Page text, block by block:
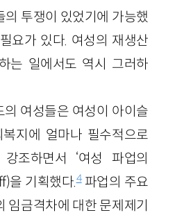
투쟁이 있었기에 가능했
요가 있다. 여성의 재생산
는 일에서도 역시 그러하
여성들은 여성이 아이슬
지에 얼마나 필수적으로
조하면서 ‘여성 파업의
을 기획했다.4파업의 주요
임금격차에 대한 문제제기